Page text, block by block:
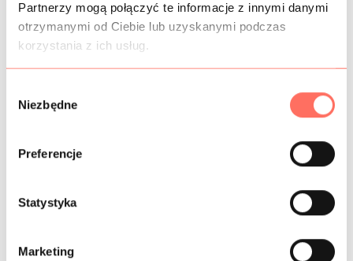
Partnerzy mogą połączyć te informacje z innymi danymi
otrzymanymi od Ciebie lub uzyskanymi podczas
korzystania z ich usług.
Niezbędne
Preferencje
Statystyka
Marketing
Ta wyjątkowa tkanina welurowa dedykowana jest na:
sukienki, żakiety, spódnice, spodnie, topy, bluzy, akcesoria i
elementy wykończeniowe.
PRÓBKI TKANIN
GRAMATURA